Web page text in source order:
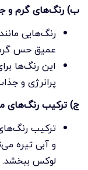
ب) رنگ‌های گرم و
رنگ‌هایی
عمیق حس
این رنگ‌ها
پرانرژی و
ج) ترکیب رنگ‌های
ترکیب
و آبی تیره
لوکس ببخشد.